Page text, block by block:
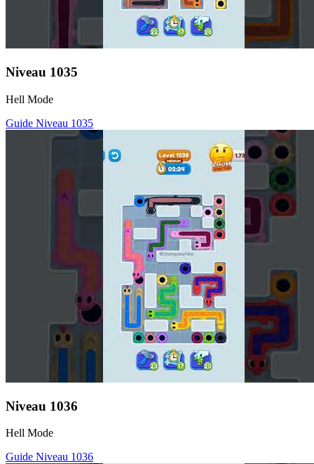
Niveau 1035
Hell Mode
Guide Niveau 1035
Niveau 1036
Hell Mode
Guide Niveau 1036